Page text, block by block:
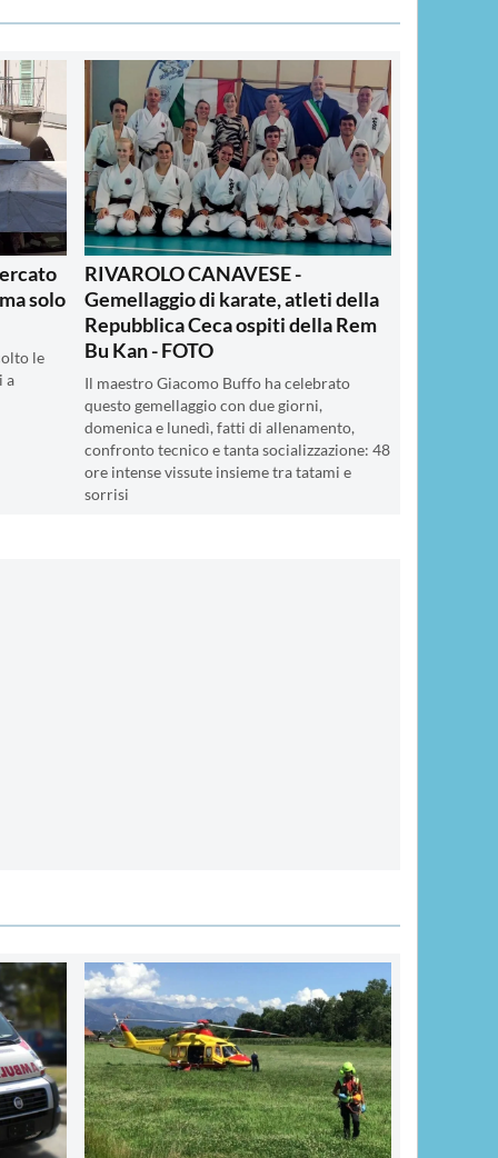
solo
le
a
RIVAROLO CANAVESE -
Gemellaggio di karate, atleti della
Repubblica Ceca ospiti della Rem
Bu Kan - FOTO
Il maestro Giacomo Buffo ha celebrato
questo gemellaggio con due giorni,
domenica e lunedì, fatti di allenamento,
confronto tecnico e tanta socializzazione: 48
ore intense vissute insieme tra tatami e
sorrisi